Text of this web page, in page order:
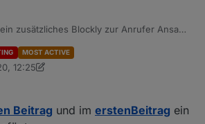
zusätzliches Blockly zur Anrufer Ansage
sowie der Nachrichten Versand sind
Die Ansage kann auf zwei
MOST ACTIVE
12:25
4. Nov. 2020, 14:48
Beitrag und im erstenBeitrag ein